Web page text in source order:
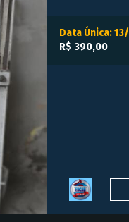
Data Única:
R$ 390,00